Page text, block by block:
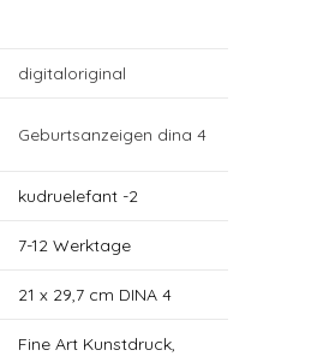
digitaloriginal
Geburtsanzeigen dina 4
kudruelefant -2
7-12 Werktage
21 x 29,7 cm DINA 4
Fine Art Kunstdruck,